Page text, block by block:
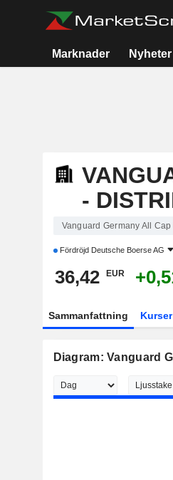
Marknader Nyheter
-
Vanguard Germany All
Fördröjd Deutsche Boerse AG
36,42 EUR
Sammanfattning Kurser
Diagram: Vanguard